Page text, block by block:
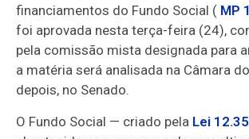
financiamentos do Fundo Social ( MP
foi aprovada nesta terça-feira (24),
pela comissão mista designada para
a matéria será analisada na Câmara
depois, no Senado.
O Fundo Social — criado pela Lei